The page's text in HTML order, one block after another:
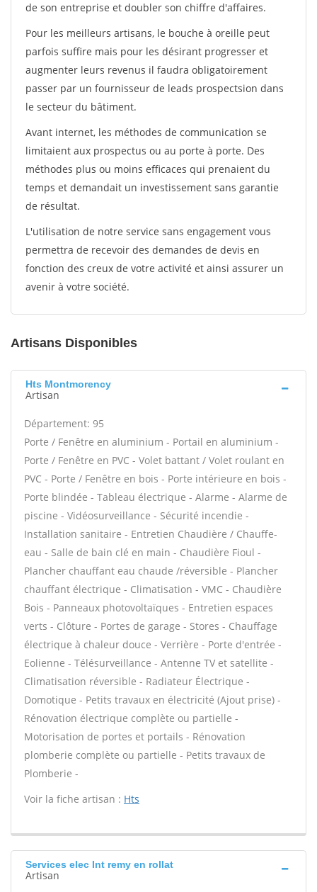
de son entreprise et doubler son chiffre d'affaires.
Pour les meilleurs artisans, le bouche à oreille peut
parfois suffire mais pour les désirant progresser et
augmenter leurs revenus il faudra obligatoirement
passer par un fournisseur de leads prospectsion dans
le secteur du bâtiment.
Avant internet, les méthodes de communication se
limitaient aux prospectus ou au porte à porte. Des
méthodes plus ou moins efficaces qui prenaient du
temps et demandait un investissement sans garantie
de résultat.
L'utilisation de notre service sans engagement vous
permettra de recevoir des demandes de devis en
fonction des creux de votre activité et ainsi assurer un
avenir à votre société.
Artisans Disponibles
Hts Montmorency
Artisan
Département: 95
Porte / Fenêtre en aluminium - Portail en aluminium -
Porte / Fenêtre en PVC - Volet battant / Volet roulant en
PVC - Porte / Fenêtre en bois - Porte intérieure en bois -
Porte blindée - Tableau électrique - Alarme - Alarme de
piscine - Vidéosurveillance - Sécurité incendie -
Installation sanitaire - Entretien Chaudière / Chauffe-
eau - Salle de bain clé en main - Chaudière Fioul -
Plancher chauffant eau chaude /réversible - Plancher
chauffant électrique - Climatisation - VMC - Chaudière
Bois - Panneaux photovoltaïques - Entretien espaces
verts - Clôture - Portes de garage - Stores - Chauffage
électrique à chaleur douce - Verrière - Porte d'entrée -
Eolienne - Télésurveillance - Antenne TV et satellite -
Climatisation réversible - Radiateur Électrique -
Domotique - Petits travaux en électricité (Ajout prise) -
Rénovation électrique complète ou partielle -
Motorisation de portes et portails - Rénovation
plomberie complète ou partielle - Petits travaux de
Plomberie -
Voir la fiche artisan : Hts
Services elec Int remy en rollat
Artisan